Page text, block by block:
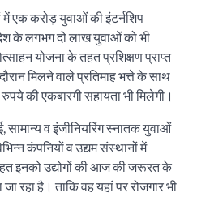
एक करोड़ युवाओं की इंटर्नशिप
के लगभग दो लाख युवाओं को भी
योजना के तहत प्रशिक्षण प्राप्त
मिलने वाले प्रतिमाह भत्ते के साथ
की एकबारगी सहायता भी मिलेगी।
व इंजीनियरिंग स्नातक युवाओं
कंपनियों व उद्यम संस्थानों में
इनको उद्योगों की आज की जरूरत के
रहा है। ताकि वह यहां पर रोजगार भी